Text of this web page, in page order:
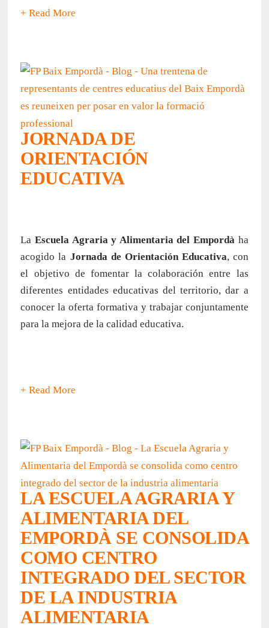
+ Read More
JORNADA DE
ORIENTACIÓN
EDUCATIVA
LaEscuela Agraria y Alimentaria del Empordàha
acogido la Jornada de Orientación Educativa, con
el objetivo de fomentar la colaboración entre las
diferentes entidades educativas del territorio, dar a
conocer la oferta formativa y trabajar conjuntamente
para la mejora de la calidad educativa.
+ Read More
LA ESCUELA AGRARIA Y
ALIMENTARIA DEL
EMPORDÀ SE CONSOLIDA
COMO CENTRO
INTEGRADO DEL SECTOR
DE LA INDUSTRIA
ALIMENTARIA